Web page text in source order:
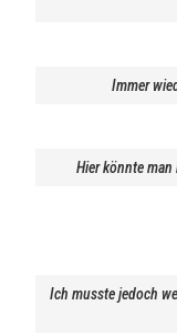
Immer
Hier könnte
Ich musste jedoch